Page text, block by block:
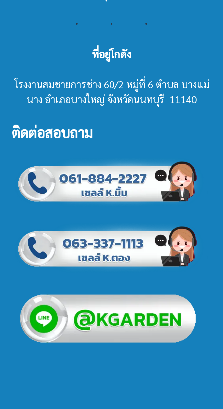
ที่อยู่โกดัง
โรงงานสมชายการช่าง 60/2 หมู่ที่ 6 ตำบล บางแม่
นาง อำเภอบางใหญ่ จังหวัดนนทบุรี 11140
ติดต่อสอบถาม